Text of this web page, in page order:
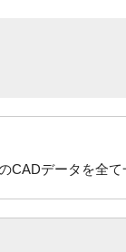
CADデータを全